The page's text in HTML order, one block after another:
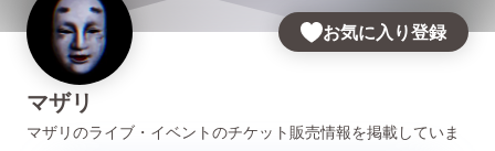
お気に入り登録
マザリ
マザリのライブ・イベントのチケット販売情報を掲載していま